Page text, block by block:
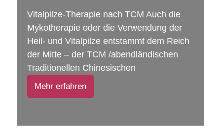
Vitalpilze-Therapie nach TCM Auch die
Mykotherapie oder die Verwendung der
Heil- und Vitalpilze entstammt dem Reich
der Mitte – der TCM /abendländischen
Traditionellen Chinesischen
Mehr erfahren